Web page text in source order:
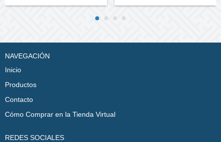
NAVEGACIÓN
Inicio
Productos
Contacto
Cómo Comprar en la Tienda Virtual
REDES SOCIALES